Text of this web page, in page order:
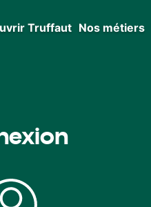
Truffaut Nos métiers